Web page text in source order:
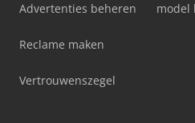
Advertenties beheren
Reclame maken
Vertrouwenszegel
model